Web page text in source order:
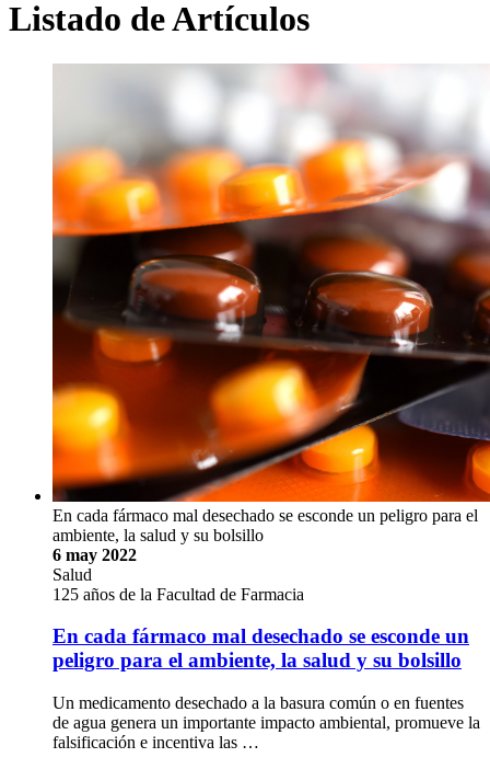
Listado de Artículos
En cada fármaco mal desechado se esconde un peligro para el
ambiente, la salud y su bolsillo
6 may 2022
Salud
125 años de la Facultad de Farmacia
En cada fármaco mal desechado se esconde un
peligro para el ambiente, la salud y su bolsillo
Un medicamento desechado a la basura común o en fuentes
de agua genera un importante impacto ambiental, promueve la
falsificación e incentiva las …